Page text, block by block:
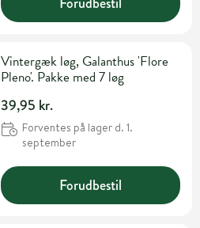
Vintergæk løg, Galanthus 'Flore
Pleno'. Pakke med 7 løg
39,95 kr.
Forventes på lager d. 1.
september
Forudbestil